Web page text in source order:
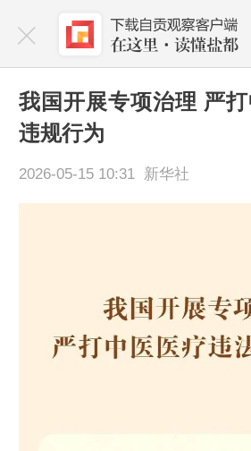
我国开展专项治理 严
违规行为
2026-05-15 10:31 新华社